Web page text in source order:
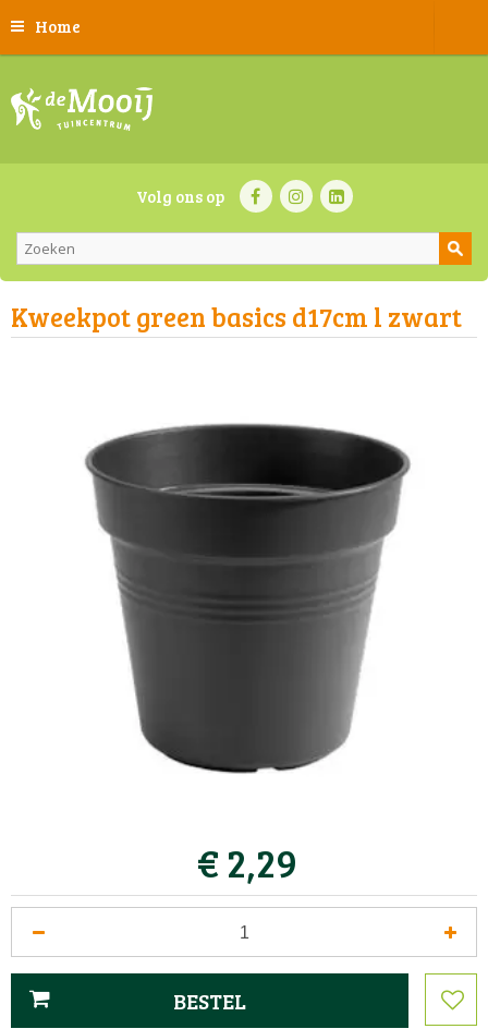
Home
Volg ons op
Kweekpot green basics d17cm l zwart
€ 2,29